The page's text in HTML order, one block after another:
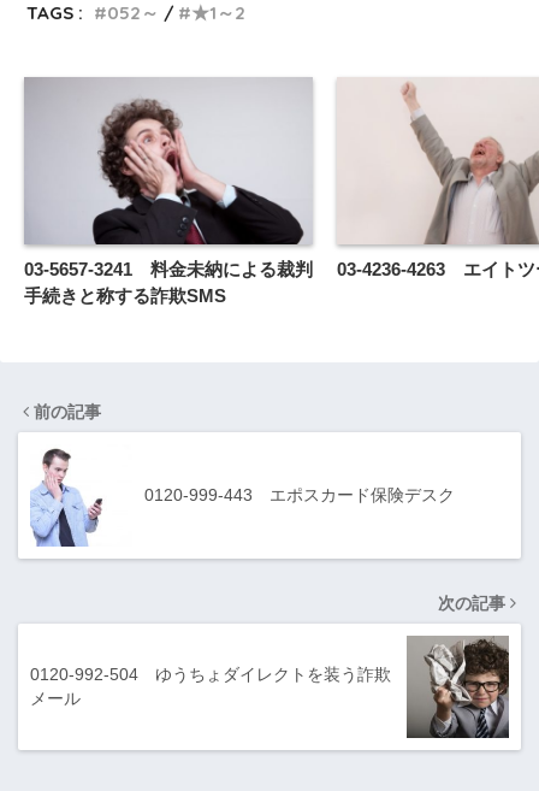
TAGS :
052～ ★1～2
03-5657-3241 料金未納による裁判
手続きと称する詐欺SMS
03-4236-4263 エイトツ
前の記事
0120-999-443 エポスカード保険デスク
次の記事
0120-992-504 ゆうちょダイレクトを装う詐欺
メール